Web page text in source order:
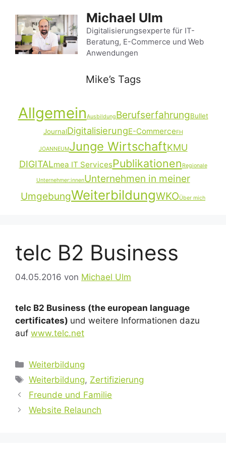
Inhalt
springen
Michael Ulm
Digitalisierungsexperte für IT-
Beratung, E-Commerce und Web
Anwendungen
Mike’s Tags
AllgemeinAusbildungBerufserfahrungBullet
JournalDigitalisierungE-CommerceFH
JOANNEUMJunge WirtschaftKMU
DIGITALmea IT ServicesPublikationen Regionale
Unternehmer:innenUnternehmen in meiner
UmgebungWeiterbildungWKOÜber mich
telc B2 Business
04.05.2016 von Michael Ulm
telc B2 Business (the european language
certificates) und weitere Informationen dazu
auf www.telc.net
Kategorien
Weiterbildung
Schlagwörter
Weiterbildung, Zertifizierung
Freunde und Familie
Website Relaunch